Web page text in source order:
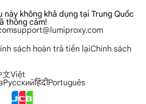
này không khả dụng tại Trung Quốc
thông cảm!
support@lumiproxy.com
sách hoàn trả tiền lạiChính sách
文Việt
РусскийहिंदीPortuguês